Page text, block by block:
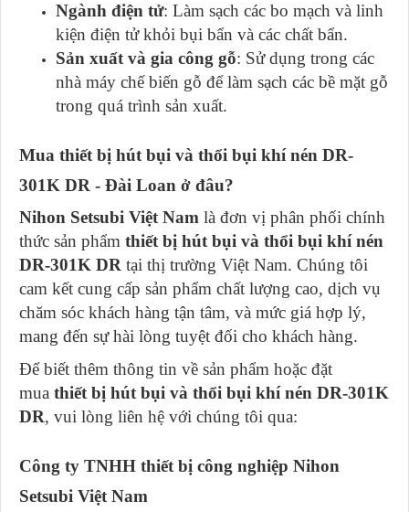
Ngành điện tử: Làm sạch các bo mạch và linh
kiện điện tử khỏi bụi bẩn và các chất bẩn.
Sản xuất và gia công gỗ: Sử dụng trong các
nhà máy chế biến gỗ để làm sạch các bề mặt gỗ
trong quá trình sản xuất.
Mua thiết bị hút bụi và thổi bụi khí nén DR-
301K DR - Đài Loan ở đâu?
Nihon Setsubi Việt Nam là đơn vị phân phối chính
thức sản phẩm thiết bị hút bụi và thổi bụi khí nén
DR-301K DR tại thị trường Việt Nam. Chúng tôi
cam kết cung cấp sản phẩm chất lượng cao, dịch vụ
chăm sóc khách hàng tận tâm, và mức giá hợp lý,
mang đến sự hài lòng tuyệt đối cho khách hàng.
Để biết thêm thông tin về sản phẩm hoặc đặt
mua thiết bị hút bụi và thổi bụi khí nén DR-301K
DR, vui lòng liên hệ với chúng tôi qua:
Công ty TNHH thiết bị công nghiệp Nihon
Setsubi Việt Nam